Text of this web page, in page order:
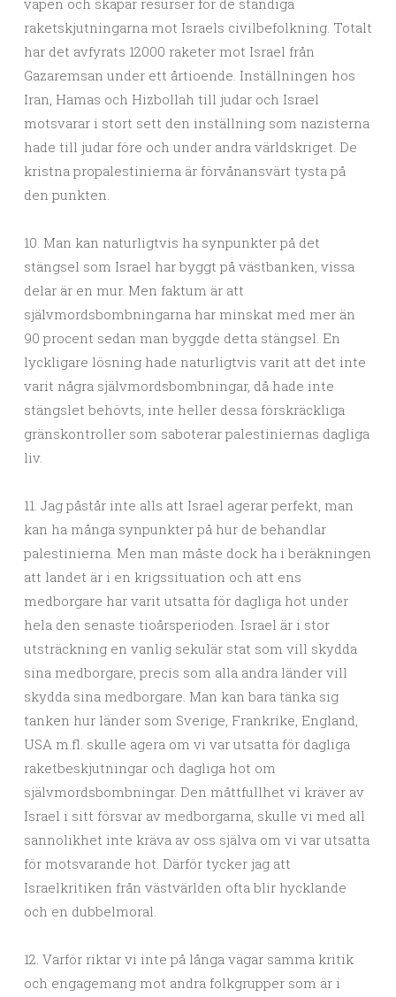
vapen och skapar resurser för de ständiga
raketskjutningarna mot Israels civilbefolkning. Totalt
har det avfyrats 12000 raketer mot Israel från
Gazaremsan under ett årtioende. Inställningen hos
Iran, Hamas och Hizbollah till judar och Israel
motsvarar i stort sett den inställning som nazisterna
hade till judar före och under andra världskriget. De
kristna propalestinierna är förvånansvärt tysta på
den punkten.
10. Man kan naturligtvis ha synpunkter på det
stängsel som Israel har byggt på västbanken, vissa
delar är en mur. Men faktum är att
självmordsbombningarna har minskat med mer än
90 procent sedan man byggde detta stängsel. En
lyckligare lösning hade naturligtvis varit att det inte
varit några självmordsbombningar, då hade inte
stängslet behövts, inte heller dessa förskräckliga
gränskontroller som saboterar palestiniernas dagliga
liv.
11. Jag påstår inte alls att Israel agerar perfekt, man
kan ha många synpunkter på hur de behandlar
palestinierna. Men man måste dock ha i beräkningen
att landet är i en krigssituation och att ens
medborgare har varit utsatta för dagliga hot under
hela den senaste tioårsperioden. Israel är i stor
utsträckning en vanlig sekulär stat som vill skydda
sina medborgare, precis som alla andra länder vill
skydda sina medborgare. Man kan bara tänka sig
tanken hur länder som Sverige, Frankrike, England,
USA m.fl. skulle agera om vi var utsatta för dagliga
raketbeskjutningar och dagliga hot om
självmordsbombningar. Den måttfullhet vi kräver av
Israel i sitt försvar av medborgarna, skulle vi med all
sannolikhet inte kräva av oss själva om vi var utsatta
för motsvarande hot. Därför tycker jag att
Israelkritiken från västvärlden ofta blir hycklande
och en dubbelmoral.
12. Varför riktar vi inte på långa vägar samma kritik
och engagemang mot andra folkgrupper som är i